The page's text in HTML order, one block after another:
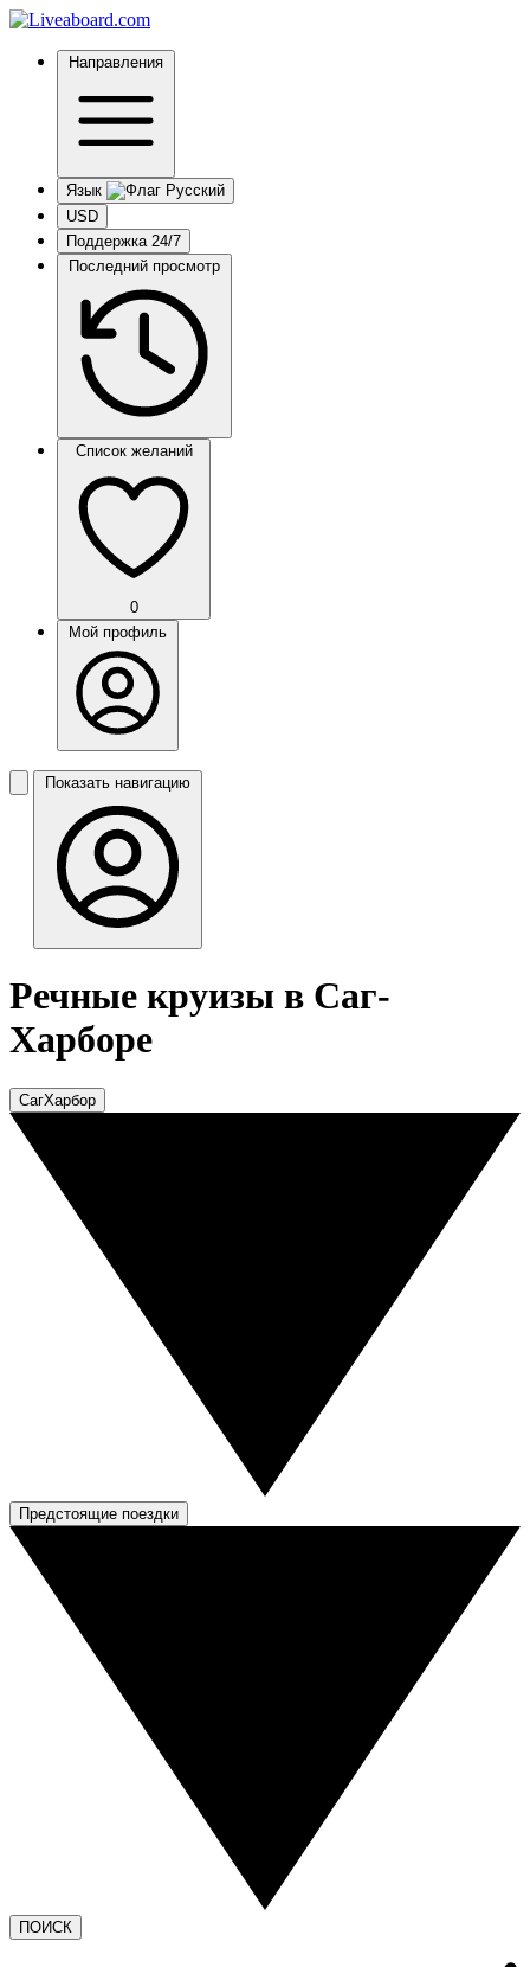
Направления
Язык
USD
Поддержка 24/7
Последний просмотр
Список желаний
0
Мой профиль
Показать навигацию
Речные круизы в Саг-
Харборе
СагХарбор
Предстоящие поездки
ПОИСК